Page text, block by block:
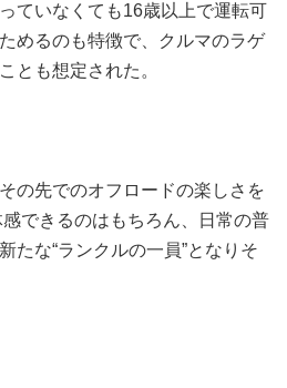
ていなくても16歳以上で運転可
めるのも特徴で、クルマのラゲ
とも想定された。
の先でのオフロードの楽しさを
感できるのはもちろん、日常の普
たな“ランクルの一員”となりそ